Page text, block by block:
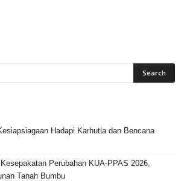
Hadapi Karhutla dan Bencana
Perubahan KUA-PPAS 2026,
Tanah Bumbu